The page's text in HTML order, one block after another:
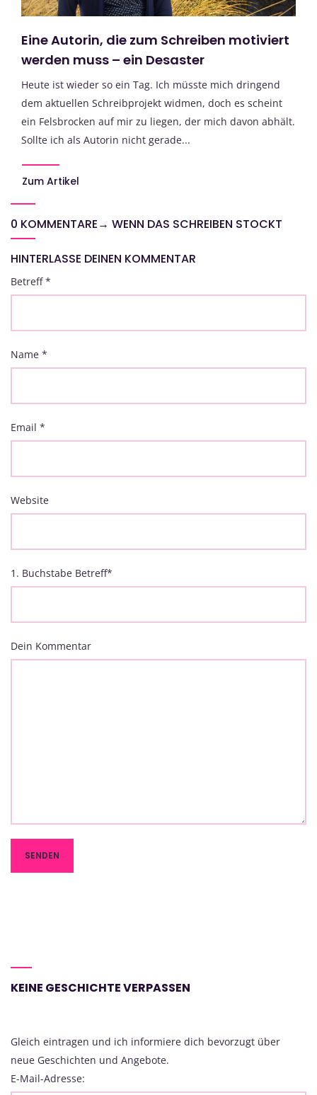
Eine Autorin, die zum Schreiben motiviert
werden muss – ein Desaster
Heute ist wieder so ein Tag. Ich müsste mich dringend
dem aktuellen Schreibprojekt widmen, doch es scheint
ein Felsbrocken auf mir zu liegen, der mich davon abhält.
Sollte ich als Autorin nicht gerade...
Zum Artikel
0 KOMMENTARE→ WENN DAS SCHREIBEN STOCKT
HINTERLASSE DEINEN KOMMENTAR
Betreff*
Name *
Email *
Website
1. Buchstabe Betreff*
Dein Kommentar
KEINE GESCHICHTE VERPASSEN
Gleich eintragen und ich informiere dich bevorzugt über
neue Geschichten und Angebote.
E-Mail-Adresse: